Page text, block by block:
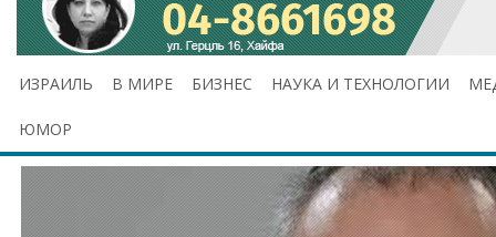
ИЗРАИЛЬ В МИРЕ БИЗНЕС НАУКА И ТЕХНОЛОГИИ
ЮМОР